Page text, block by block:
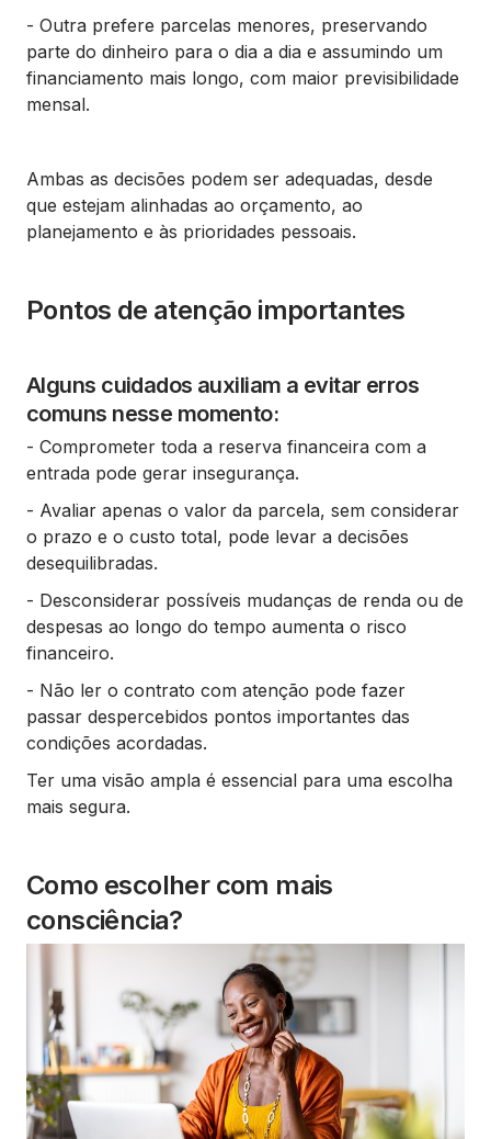
- Outra prefere parcelas menores, preservando
parte do dinheiro para o dia a dia e assumindo um
financiamento mais longo, com maior previsibilidade
mensal.
Ambas as decisões podem ser adequadas, desde
que estejam alinhadas ao orçamento, ao
planejamento e às prioridades pessoais.
Pontos de atenção importantes
Alguns cuidados auxiliam a evitar erros
comuns nesse momento:
- Comprometer toda a reserva financeira com a
entrada pode gerar insegurança.
- Avaliar apenas o valor da parcela, sem considerar
o prazo e o custo total, pode levar a decisões
desequilibradas.
- Desconsiderar possíveis mudanças de renda ou de
despesas ao longo do tempo aumenta o risco
financeiro.
- Não ler o contrato com atenção pode fazer
passar despercebidos pontos importantes das
condições acordadas.
Ter uma visão ampla é essencial para uma escolha
mais segura.
Como escolher com mais
consciência?